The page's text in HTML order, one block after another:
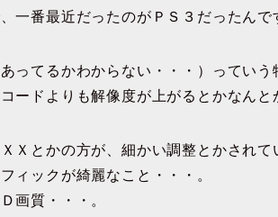
一番最近だったのがＰＳ３だったんで
ってるかわからない・・・）っていう
ードよりも解像度が上がるとかなんと
Ｘとかの方が、細かい調整とかされて
ィックが綺麗なこと・・・。
画質・・・。